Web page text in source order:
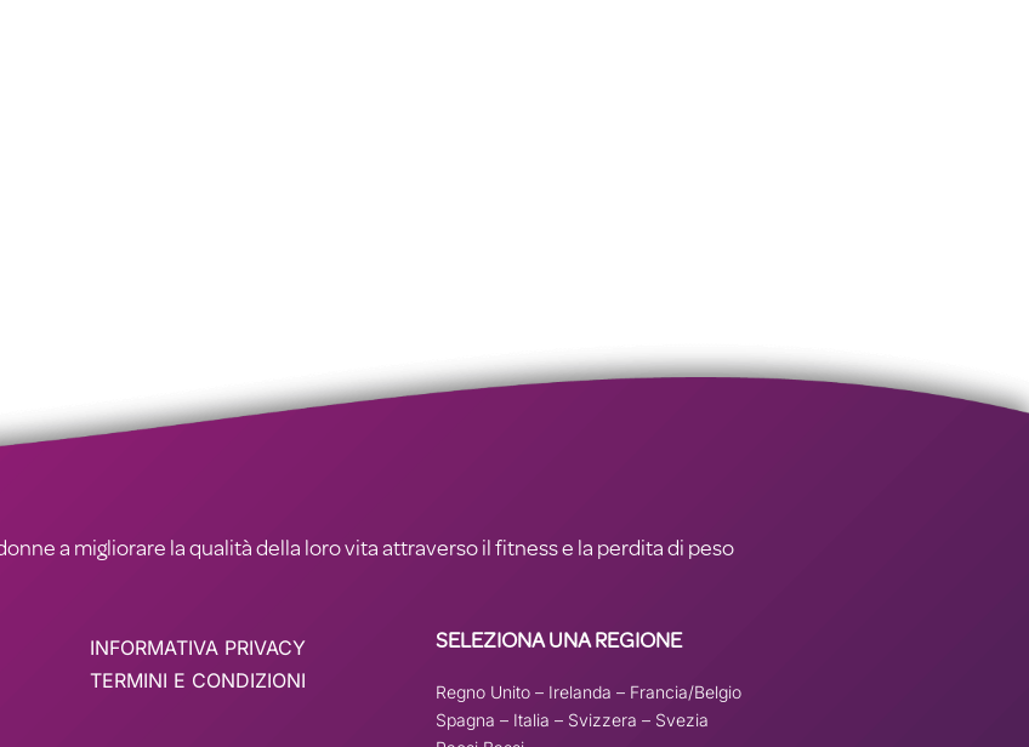
a migliorare la qualità della loro vita attraverso il fitness e la perdita di peso
INFORMATIVA PRIVACY
TERMINI E CONDIZIONI
SELEZIONA UNA REGIONE
Regno Unito – Irelanda – Francia/Belgio
Spagna – Italia – Svizzera – Svezia